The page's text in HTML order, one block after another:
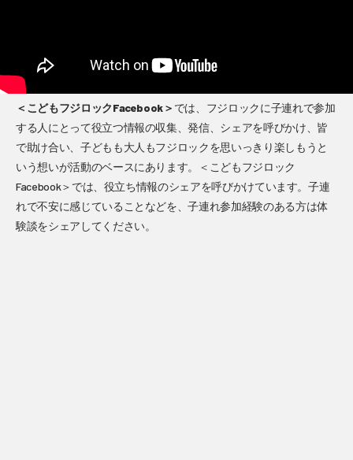
＜こどもフジロックFacebook＞ では、フジロックに子連れで参加
する人にとって役立つ情報の収集、発信、シェアを呼びかけ、皆
で助け合い、子どもも大人もフジロックを思いっきり楽しもうと
いう想いが活動のベースにあります。＜こどもフジロック
Facebook＞では、役立ち情報のシェアを呼びかけています。子連
れで不安に感じていることなどを、子連れ参加経験のある方は体
験談をシェアしてください。